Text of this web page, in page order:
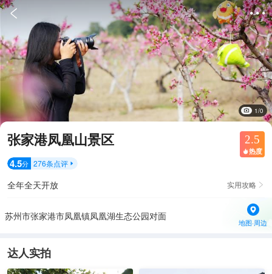
 
1/0
张家港凤凰山景区 2.5
 热度
4.5分 276条点评 
全年全天开放 实用攻略 
苏州市张家港市凤凰镇凤凰湖生态公园对面
地图·周边
达人实拍